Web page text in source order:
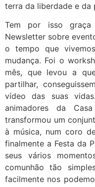
terra da liberdade e da
Tem por isso
Newsletter sobre
o tempo que
mudança. Foi o
mês, que levou a
partilhar,
vídeo das suas
animadores da
transformou um
à música, num coro
finalmente a Festa da
seus vários
comunhão tão
facilmente nos